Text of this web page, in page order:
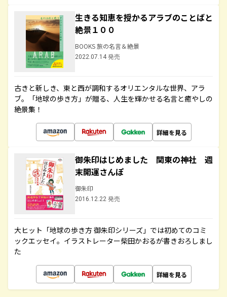
生きる知恵を授かるアラブのことばと
絶景１００
BOOKS 旅の名言＆絶景
2022.07.14 発売
古きと新しき、東と西が調和するオリエンタルな世界、アラ
ブ。「地球の歩き方」が贈る、人生を輝かせる名言と癒やしの
絶景集！
詳細を見る
御朱印はじめました 関東の神社 週
末開運さんぽ
御朱印
2016.12.22 発売
大ヒット「地球の歩き方 御朱印シリーズ」では初めてのコミ
ックエッセイ。イラストレーター柴田かおるが書きおろしまし
た
詳細を見る